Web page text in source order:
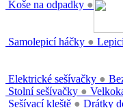
Koše na odpadky ●
Samolepicí háčky ●
Elektrické sešívačky ●
Stolní sešívačky ●
Sešívací kleště ● Drátky